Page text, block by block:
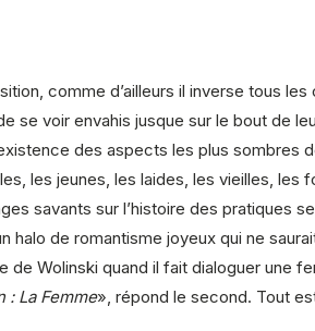
comme d’ailleurs il inverse tous les
voir envahis jusque sur le bout de
des aspects les plus sombres
les jeunes, les laides, les vieilles, les
savants sur l’histoire des pratiques
de romantisme joyeux qui ne
de Wolinski quand il fait dialoguer une
: La Femme», répond le second. Tout